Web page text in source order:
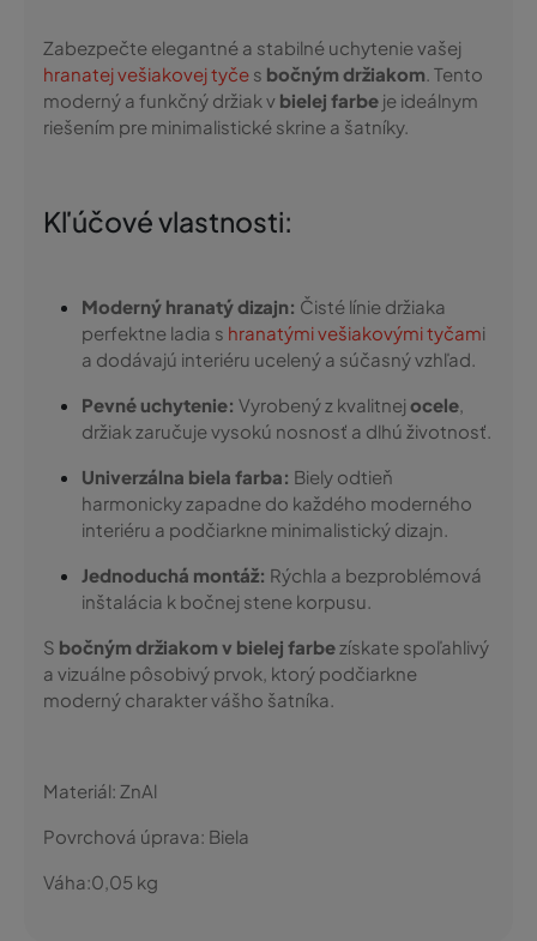
Zabezpečte elegantné a stabilné uchytenie vašej
hranatej vešiakovej tyče s bočným držiakom. Tento
moderný a funkčný držiak v bielej farbe je ideálnym
riešením pre minimalistické skrine a šatníky.
Kľúčové vlastnosti:
Moderný hranatý dizajn: Čisté línie držiaka
perfektne ladia s hranatými vešiakovými tyčami
a dodávajú interiéru ucelený a súčasný vzhľad.
Pevné uchytenie: Vyrobený z kvalitnej ocele,
držiak zaručuje vysokú nosnosť a dlhú životnosť.
Univerzálna biela farba: Biely odtieň
harmonicky zapadne do každého moderného
interiéru a podčiarkne minimalistický dizajn.
Jednoduchá montáž: Rýchla a bezproblémová
inštalácia k bočnej stene korpusu.
S bočným držiakom v bielej farbezískate spoľahlivý
a vizuálne pôsobivý prvok, ktorý podčiarkne
moderný charakter vášho šatníka.
Materiál: ZnAl
Povrchová úprava: Biela
Váha:0,05 kg